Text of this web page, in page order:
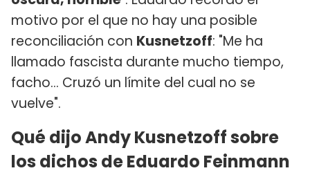
motivo por el que no hay una posible
reconciliación con Kusnetzoff: "Me ha
llamado fascista durante mucho tiempo,
facho... Cruzó un límite del cual no se
vuelve".
Qué dijo Andy Kusnetzoff sobre
los dichos de Eduardo Feinmann